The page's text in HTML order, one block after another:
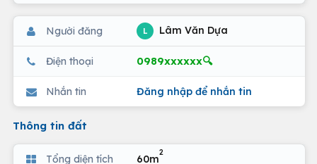
Người đăng L Lâm Văn Dựa
Điện thoại 0989xxxxxx🔍
Nhắn tin Đăng nhập để nhắn tin
Thông tin đất
Tổng diện tích 60m
2